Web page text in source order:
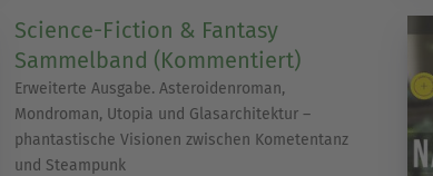
Science-Fiction & Fantasy
Sammelband (Kommentiert)
Erweiterte Ausgabe. Asteroidenroman,
Mondroman, Utopia und Glasarchitektur –
phantastische Visionen zwischen Kometentanz
und Steampunk